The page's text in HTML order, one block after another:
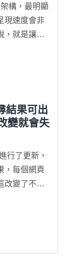
構，最明顯
現速度會非
，就是讓您
，立即看到
。網站導
結果可出
變就會失
行了更新，
，每個網頁
改變了不少
戶流量，因